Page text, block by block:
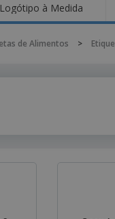
Logótipo à Medida
de Alimentos >